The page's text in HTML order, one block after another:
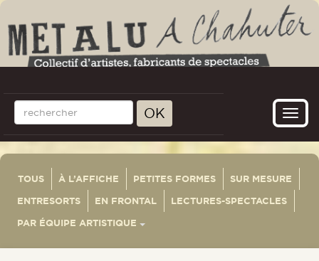
OK
TOUS À L’AFFICHE PETITES FORMES SUR MESURE
ENTRESORTS EN FRONTAL LECTURES-SPECTACLES
PAR ÉQUIPE ARTISTIQUE